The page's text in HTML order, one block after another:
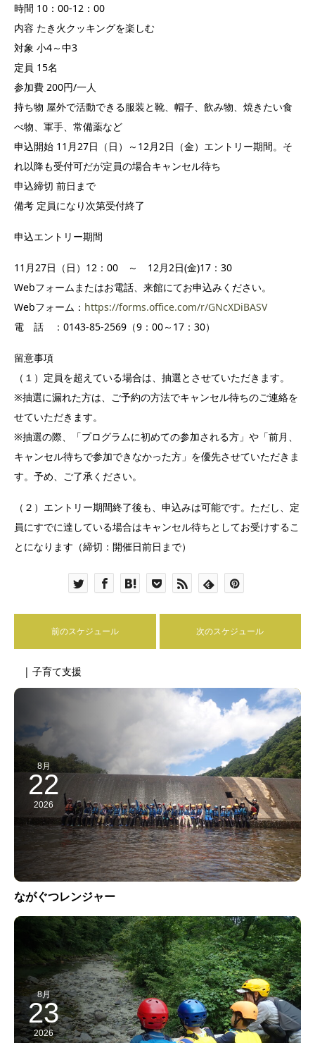
時間 10：00-12：00
内容 たき火クッキングを楽しむ
対象 小4～中3
定員 15名
参加費 200円/一人
持ち物 屋外で活動できる服装と靴、帽子、飲み物、焼きたい食
べ物、軍手、常備薬など
申込開始 11月27日（日）～12月2日（金）エントリー期間。そ
れ以降も受付可だが定員の場合キャンセル待ち
申込締切 前日まで
備考 定員になり次第受付終了
申込エントリー期間
11月27日（日）12：00 ～ 12月2日(金)17：30
Webフォームまたはお電話、来館にてお申込みください。
Webフォーム： https://forms.office.com/r/GNcXDiBASV
電 話 ：0143-85-2569（9：00～17：30）
留意事項
（１）定員を超えている場合は、抽選とさせていただきます。
※抽選に漏れた方は、ご予約の方法でキャンセル待ちのご連絡を
せていただきます。
※抽選の際、「プログラムに初めての参加される方」や「前月、
キャンセル待ちで参加できなかった方」を優先させていただきま
す。予め、ご了承ください。
（２）エントリー期間終了後も、申込みは可能です。ただし、定
員にすでに達している場合はキャンセル待ちとしてお受けするこ
とになります（締切：開催日前日まで）
前のスケジュール 次のスケジュール
| 子育て支援
8月
22
2026
ながぐつレンジャー
8月
23
2026